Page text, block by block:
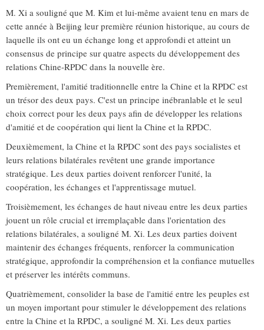
M. Xi a souligné que M. Kim et lui-même avaient tenu en mars de
cette année à Beijing leur première réunion historique, au cours de
laquelle ils ont eu un échange long et approfondi et atteint un
consensus de principe sur quatre aspects du développement des
relations Chine-RPDC dans la nouvelle ère.
Premièrement, l'amitié traditionnelle entre la Chine et la RPDC est
un trésor des deux pays. C'est un principe inébranlable et le seul
choix correct pour les deux pays afin de développer les relations
d'amitié et de coopération qui lient la Chine et la RPDC.
Deuxièmement, la Chine et la RPDC sont des pays socialistes et
leurs relations bilatérales revêtent une grande importance
stratégique. Les deux parties doivent renforcer l'unité, la
coopération, les échanges et l'apprentissage mutuel.
Troisièmement, les échanges de haut niveau entre les deux parties
jouent un rôle crucial et irremplaçable dans l'orientation des
relations bilatérales, a souligné M. Xi. Les deux parties doivent
maintenir des échanges fréquents, renforcer la communication
stratégique, approfondir la compréhension et la confiance mutuelles
et préserver les intérêts communs.
Quatrièmement, consolider la base de l'amitié entre les peuples est
un moyen important pour stimuler le développement des relations
entre la Chine et la RPDC, a souligné M. Xi. Les deux parties